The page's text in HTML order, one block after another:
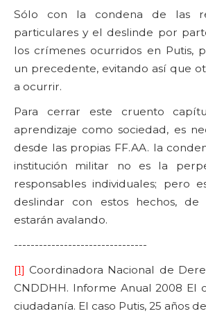
Sólo con la condena de las
particulares y el deslinde por
los crímenes ocurridos en Putis,
un precedente, evitando así que
a ocurrir.
Para cerrar este cruento
aprendizaje como sociedad, es
desde las propias FF.AA. la
institución militar no es la
responsables individuales; pero
deslindar con estos hechos,
estarán avalando.
--------------------------------
[1] Coordinadora Nacional de
CNDDHH. Informe Anual 2008 El
ciudadanía. El caso Putis, 25 años